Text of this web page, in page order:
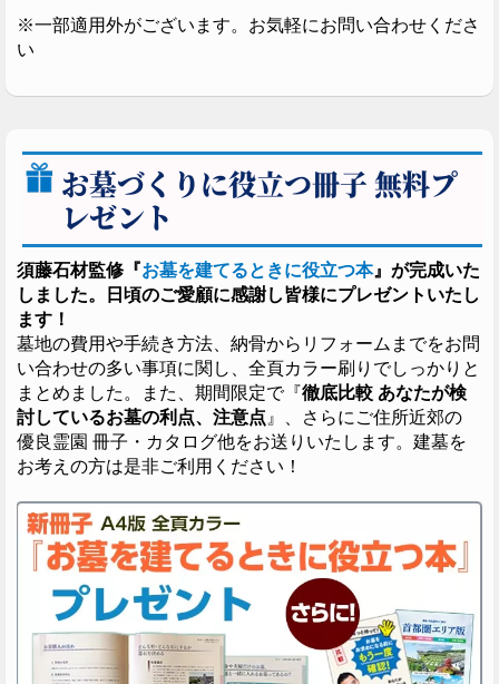
花崗岩のダイヤモンドと称される「庵治石」のお墓。
お客様のご相談やご契約などを承る場として落ち着い
た空間をご用意いたしました。
※一部適用外がございます。お気軽にお問い合わせくださ
い
お墓づくりに役立つ冊子 無料プ
レゼント
須藤石材監修『お墓を建てるときに役立つ本』が完成いた
しました。日頃のご愛顧に感謝し皆様にプレゼントいたし
ます！
墓地の費用や手続き方法、納骨からリフォームまでをお問
い合わせの多い事項に関し、全頁カラー刷りでしっかりと
まとめました。また、期間限定で『徹底比較 あなたが検
討しているお墓の利点、注意点 』、さらにご住所近郊の
優良霊園 冊子・カタログ他をお送りいたします。建墓を
お考えの方は是非ご利用ください！